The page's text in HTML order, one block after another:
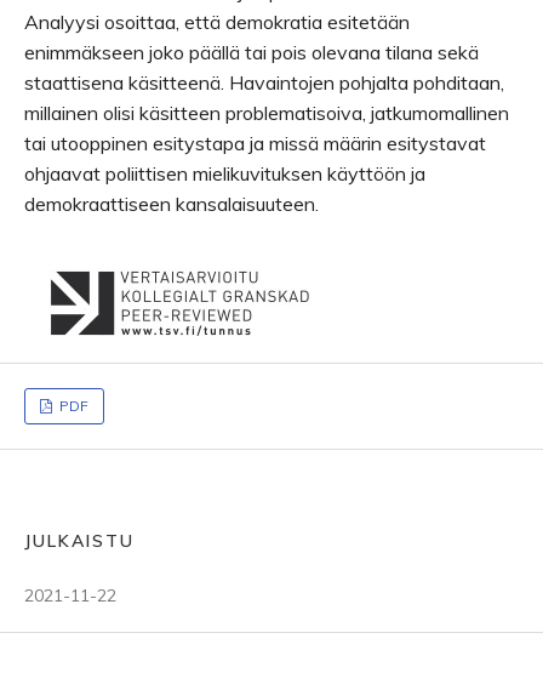
Analyysi osoittaa, että demokratia esitetään
enimmäkseen joko päällä tai pois olevana tilana sekä
staattisena käsitteenä. Havaintojen pohjalta pohditaan,
millainen olisi käsitteen problematisoiva, jatkumomallinen
tai utooppinen esitystapa ja missä määrin esitystavat
ohjaavat poliittisen mielikuvituksen käyttöön ja
demokraattiseen kansalaisuuteen.
PDF
JULKAISTU
2021-11-22